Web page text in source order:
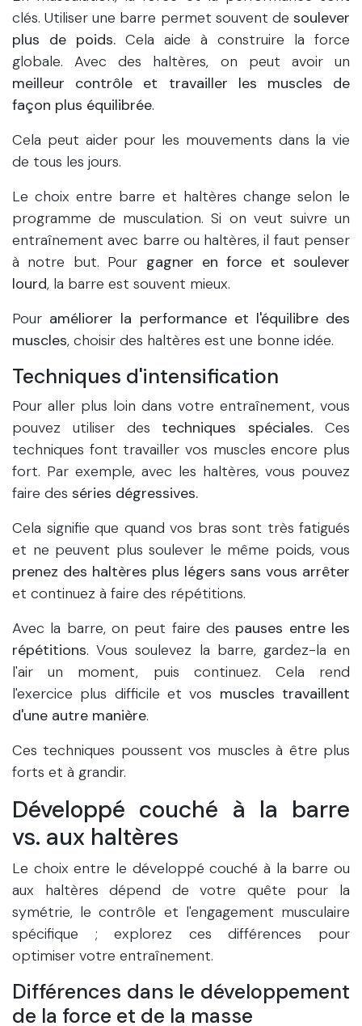
clés. Utiliser une barre permet souvent de soulever
plus de poids. Cela aide à construire la force
globale. Avec des haltères, on peut avoir un
meilleur contrôle et travailler les muscles de
façon plus équilibrée.
Cela peut aider pour les mouvements dans la vie
de tous les jours.
Le choix entre barre et haltères change selon le
programme de musculation. Si on veut suivre un
entraînement avec barre ou haltères, il faut penser
à notre but. Pour gagner en force et soulever
lourd, la barre est souvent mieux.
Pour améliorer la performance et l'équilibre des
muscles, choisir des haltères est une bonne idée.
Techniques d'intensification
Pour aller plus loin dans votre entraînement, vous
pouvez utiliser des techniques spéciales. Ces
techniques font travailler vos muscles encore plus
fort. Par exemple, avec les haltères, vous pouvez
faire des séries dégressives.
Cela signifie que quand vos bras sont très fatigués
et ne peuvent plus soulever le même poids, vous
prenez des haltères plus légers sans vous arrêter
et continuez à faire des répétitions.
Avec la barre, on peut faire des pauses entre les
répétitions. Vous soulevez la barre, gardez-la en
l'air un moment, puis continuez. Cela rend
l'exercice plus difficile et vos muscles travaillent
d'une autre manière.
Ces techniques poussent vos muscles à être plus
forts et à grandir.
Développé couché à la barre
vs. aux haltères
Le choix entre le développé couché à la barre ou
aux haltères dépend de votre quête pour la
symétrie, le contrôle et l'engagement musculaire
spécifique ; explorez ces différences pour
optimiser votre entraînement.
Différences dans le développement
de la force et de la masse